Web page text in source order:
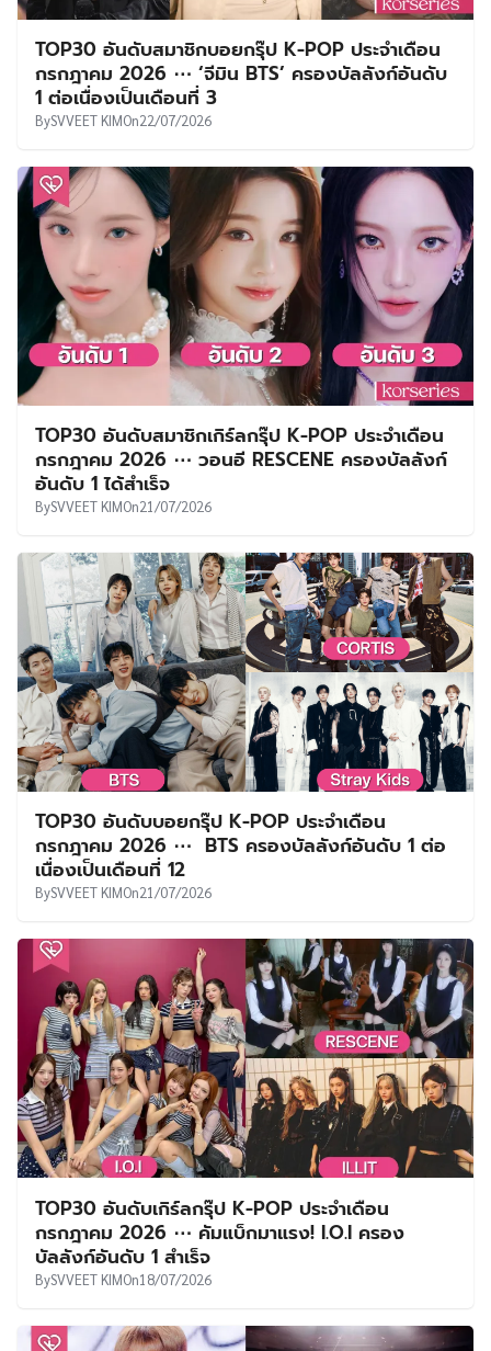
TOP30 อันดับสมาชิกบอยกรุ๊ป K-POP ประจำเดือน
กรกฎาคม 2026 ⋯ ‘จีมิน BTS’ ครองบัลลังก์อันดับ
1 ต่อเนื่องเป็นเดือนที่ 3
BySVVEET KIMOn22/07/2026
TOP30 อันดับสมาชิกเกิร์ลกรุ๊ป K-POP ประจำเดือน
กรกฎาคม 2026 ⋯ วอนอี RESCENE ครองบัลลังก์
อันดับ 1 ได้สำเร็จ
BySVVEET KIMOn21/07/2026
TOP30 อันดับบอยกรุ๊ป K-POP ประจำเดือน
กรกฎาคม 2026 ⋯ BTS ครองบัลลังก์อันดับ 1 ต่อ
เนื่องเป็นเดือนที่ 12
BySVVEET KIMOn21/07/2026
TOP30 อันดับเกิร์ลกรุ๊ป K-POP ประจำเดือน
กรกฎาคม 2026 ⋯ คัมแบ็กมาแรง! I.O.I ครอง
บัลลังก์อันดับ 1 สำเร็จ
BySVVEET KIMOn18/07/2026